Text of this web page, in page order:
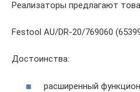
Реализаторы предлагают
Festool AU/DR-20/769060
Достоинства:
расширенный